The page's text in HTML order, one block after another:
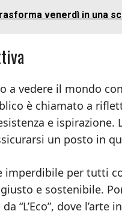
venerdì in una
a vedere il mondo
è chiamato a
e ispirazione.
un posto in
imperdibile per tutti
e sostenibile.
“L’Eco”, dove l’arte